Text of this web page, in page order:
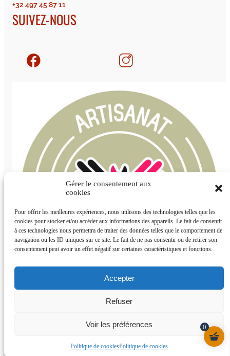
Gérer le consentement aux
cookies
Pour offrir les meilleures expériences, nous utilisons des technologies telles que les
cookies pour stocker et/ou accéder aux informations des appareils. Le fait de consentir
à ces technologies nous permettra de traiter des données telles que le comportement de
navigation ou les ID uniques sur ce site. Le fait de ne pas consentir ou de retirer son
consentement peut avoir un effet négatif sur certaines caractéristiques et fonctions.
Accepter
Refuser
Voir les préférences
Politique de cookiesPolitique de cookies
0
+32 497 45 87 11
SUIVEZ-NOUS
Belpasta //Website
designed by Arkam.be